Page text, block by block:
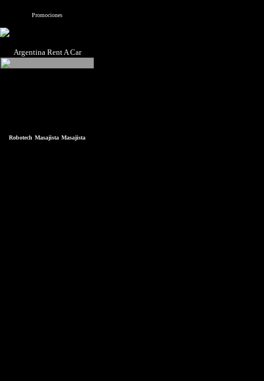
Promociones
Argentina Rent A Car
Robotech Masajista Masajista